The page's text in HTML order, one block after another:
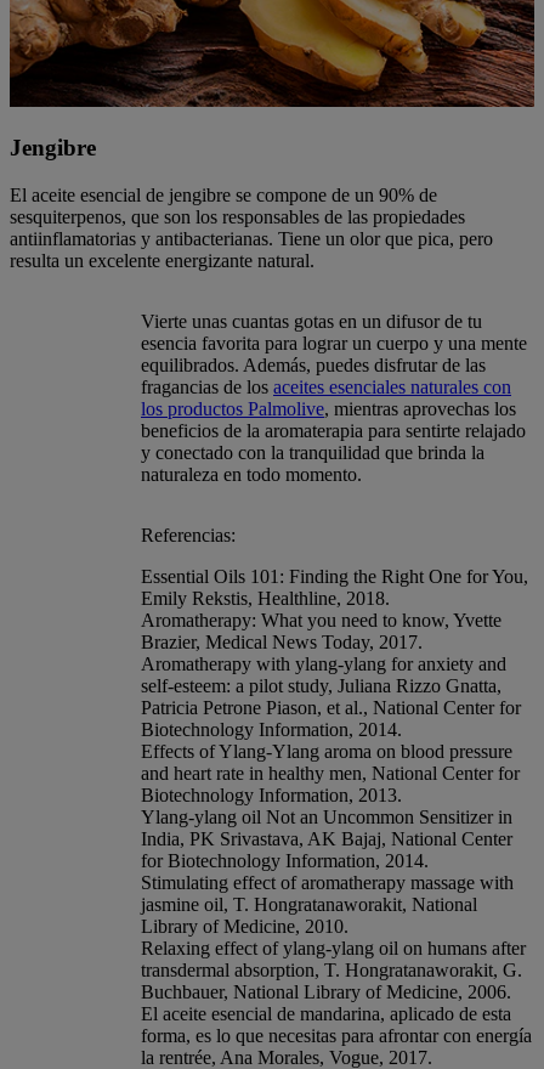
Jengibre
El aceite esencial de jengibre se compone de un 90% de
sesquiterpenos, que son los responsables de las propiedades
antiinflamatorias y antibacterianas. Tiene un olor que pica, pero
resulta un excelente energizante natural.
Vierte unas cuantas gotas en un difusor de tu
esencia favorita para lograr un cuerpo y una mente
equilibrados. Además, puedes disfrutar de las
fragancias de los aceites esenciales naturales con
los productos Palmolive, mientras aprovechas los
beneficios de la aromaterapia para sentirte relajado
y conectado con la tranquilidad que brinda la
naturaleza en todo momento.
Referencias:
Essential Oils 101: Finding the Right One for You,
Emily Rekstis, Healthline, 2018.
Aromatherapy: What you need to know, Yvette
Brazier, Medical News Today, 2017.
Aromatherapy with ylang-ylang for anxiety and
self-esteem: a pilot study, Juliana Rizzo Gnatta,
Patricia Petrone Piason, et al., National Center for
Biotechnology Information, 2014.
Effects of Ylang-Ylang aroma on blood pressure
and heart rate in healthy men, National Center for
Biotechnology Information, 2013.
Ylang-ylang oil Not an Uncommon Sensitizer in
India, PK Srivastava, AK Bajaj, National Center
for Biotechnology Information, 2014.
Stimulating effect of aromatherapy massage with
jasmine oil, T. Hongratanaworakit, National
Library of Medicine, 2010.
Relaxing effect of ylang-ylang oil on humans after
transdermal absorption, T. Hongratanaworakit, G.
Buchbauer, National Library of Medicine, 2006.
El aceite esencial de mandarina, aplicado de esta
forma, es lo que necesitas para afrontar con energía
la rentrée, Ana Morales, Vogue, 2017.